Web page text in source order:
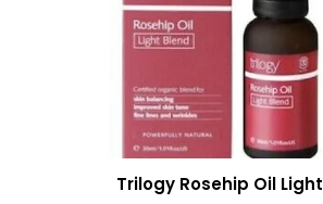
Trilogy Rosehip Oil Light